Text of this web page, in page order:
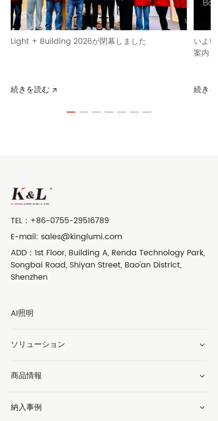
Light + Building 2026が閉幕しました
続きを読む
いよ
案内
続き
TEL： +86-0755-29516789
E-mail: sales@kinglumi.com
ADD：1st Floor, Building A, Renda Technology Park,
Songbai Road, Shiyan Street, Bao'an District,
Shenzhen
AI照明
ソリューション
商品情報
納入事例